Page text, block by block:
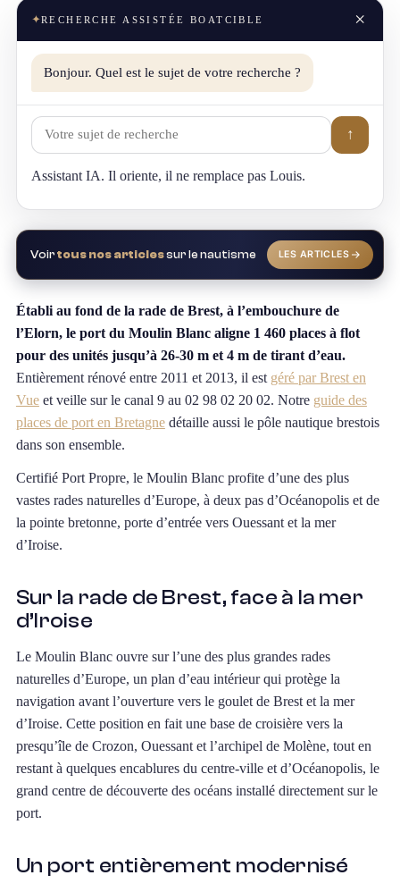
✦RECHERCHE ASSISTÉE BOATCIBLE ×
Bonjour. Quel est le sujet de votre recherche ?
↑
Assistant IA. Il oriente, il ne remplace pas Louis.
Voir tous nos articlessur le nautisme LES ARTICLES
Établi au fond de la rade de Brest, à l’embouchure de
l’Elorn, le port du Moulin Blanc aligne 1 460 places à flot
pour des unités jusqu’à 26-30 m et 4 m de tirant d’eau.
Entièrement rénové entre 2011 et 2013, il est géré par Brest en
Vueet veille sur le canal 9 au 02 98 02 20 02. Notre guide des
places de port en Bretagnedétaille aussi le pôle nautique brestois
dans son ensemble.
Certifié Port Propre, le Moulin Blanc profite d’une des plus
vastes rades naturelles d’Europe, à deux pas d’Océanopolis et de
la pointe bretonne, porte d’entrée vers Ouessant et la mer
d’Iroise.
Sur la rade de Brest, face à la mer
d’Iroise
Le Moulin Blanc ouvre sur l’une des plus grandes rades
naturelles d’Europe, un plan d’eau intérieur qui protège la
navigation avant l’ouverture vers le goulet de Brest et la mer
d’Iroise. Cette position en fait une base de croisière vers la
presqu’île de Crozon, Ouessant et l’archipel de Molène, tout en
restant à quelques encablures du centre-ville et d’Océanopolis, le
grand centre de découverte des océans installé directement sur le
port.
Un port entièrement modernisé